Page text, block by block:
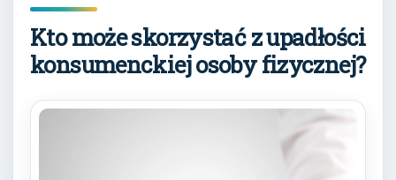
Kto może skorzystać z upadłości
konsumenckiej osoby fizycznej?